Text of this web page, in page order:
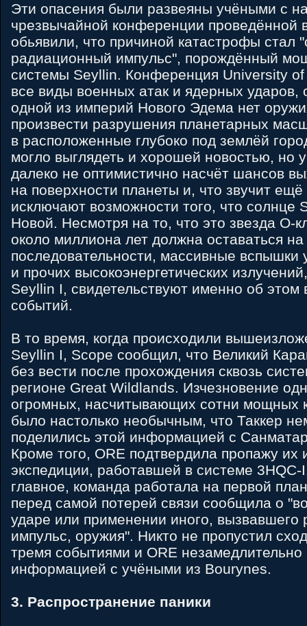
Эти опасения были развеяны учёными с
чрезвычайной конференции проведённой
обьявили, что причиной катастрофы стал
радиационный импульс", порождённый
системы Seyllin. Конференция University
все виды военных атак и ядерных ударов,
одной из империй Нового Эдема нет
произвести разрушения планетарных
в расположенные глубоко под землёй
могло выглядеть и хорошей новостью, но
далеко не оптимистично насчёт шансов
на поверхности планеты и, что звучит
исключают возможности того, что солнце
Новой. Несмотря на то, что это звезда O-
около миллиона лет должна оставаться на
последовательности, массивные вспышки
и прочих высокоэнергетических
Seyllin I, свидетельствуют именно об этом
событий.
В то время, когда происходили
Seyllin I, Scope сообщил, что Великий
без вести после прохождения сквозь
регионе Great Wildlands. Изчезновение
огромных, насчитывающих сотни мощных
было настолько необычным, что Таккер
поделились этой информацией с
Кроме того, ORE подтвердила пропажу их
экспедиции, работавшей в системе
главное, команда работала на первой
перед самой потерей связи сообщила о
ударе или применении иного, вызвавшего
импульс, оружия". Никто не пропустил
тремя событиями и ORE незамедлительно
информацией с учёными из Bourynes.
3. Распространение паники